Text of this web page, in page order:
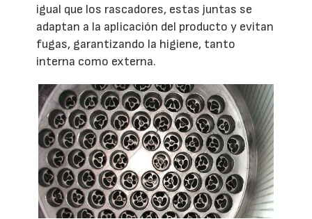
igual que los rascadores, estas juntas se
adaptan a la aplicación del producto y evitan
fugas, garantizando la higiene, tanto
interna como externa.